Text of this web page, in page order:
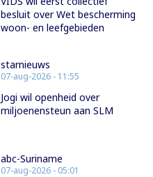
besluit over Wet bescherming
woon- en leefgebieden
starnieuws
07-aug-2026 - 11:55
Jogi wil openheid over
miljoenensteun aan SLM
abc-Suriname
07-aug-2026 - 05:01